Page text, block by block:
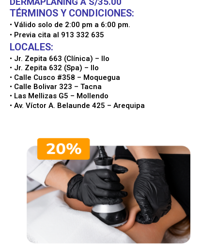
TÉRMINOS Y CONDICIONES:
• Válido solo de 2:00 pm a 6:00 pm.
• Previa cita al 913 332 635
LOCALES:
• Jr. Zepita 663 (Clínica) – Ilo
• Jr. Zepita 632 (Spa) – Ilo
• Calle Cusco #358 – Moquegua
• Calle Bolivar 323 – Tacna
• Las Mellizas G5 – Mollendo
• Av. Víctor A. Belaunde 425 – Arequipa